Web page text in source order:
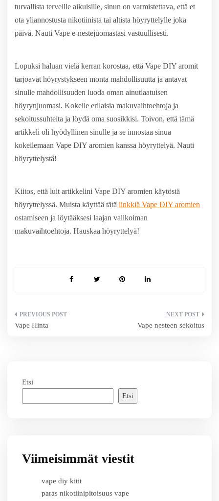
turvallista terveille aikuisille, sinun on varmistettava, että et
ota yliannostusta nikotiinista tai altista höyryttelylle joka
päivä. Nauti Vape e-nestejuomastasi vastuullisesti.
Lopuksi haluan vielä kerran korostaa, että Vape DIY aromit
tarjoavat höyrystykseen monta mahdollisuutta ja antavat
sinulle mahdollisuuden luoda oman ainutlaatuisen
höyrynjuomasi. Kokeile erilaisia ​​makuvaihtoehtoja ja
sekoitussuhteita ja löydä oma suosikkisi. Toivon, että tämä
artikkeli oli hyödyllinen sinulle ja se innostaa sinua
kokeilemaan Vape DIY aromien kanssa höyryttelyä. Nauti
höyryttelystä!
Kiitos, että luit artikkelini Vape DIY aromien käytöstä
höyryttelyssä. Muista käyttää tätä linkkiä Vape DIY aromien
ostamiseen ja löytääksesi laajan valikoiman
makuvaihtoehtoja. Hauskaa höyryttelyä!
Artikkelien
Vape Hinta Vape nesteen sekoitus
Etsi
Etsi
Viimeisimmät viestit
vape diy kitit
paras nikotiinipitoisuus vape